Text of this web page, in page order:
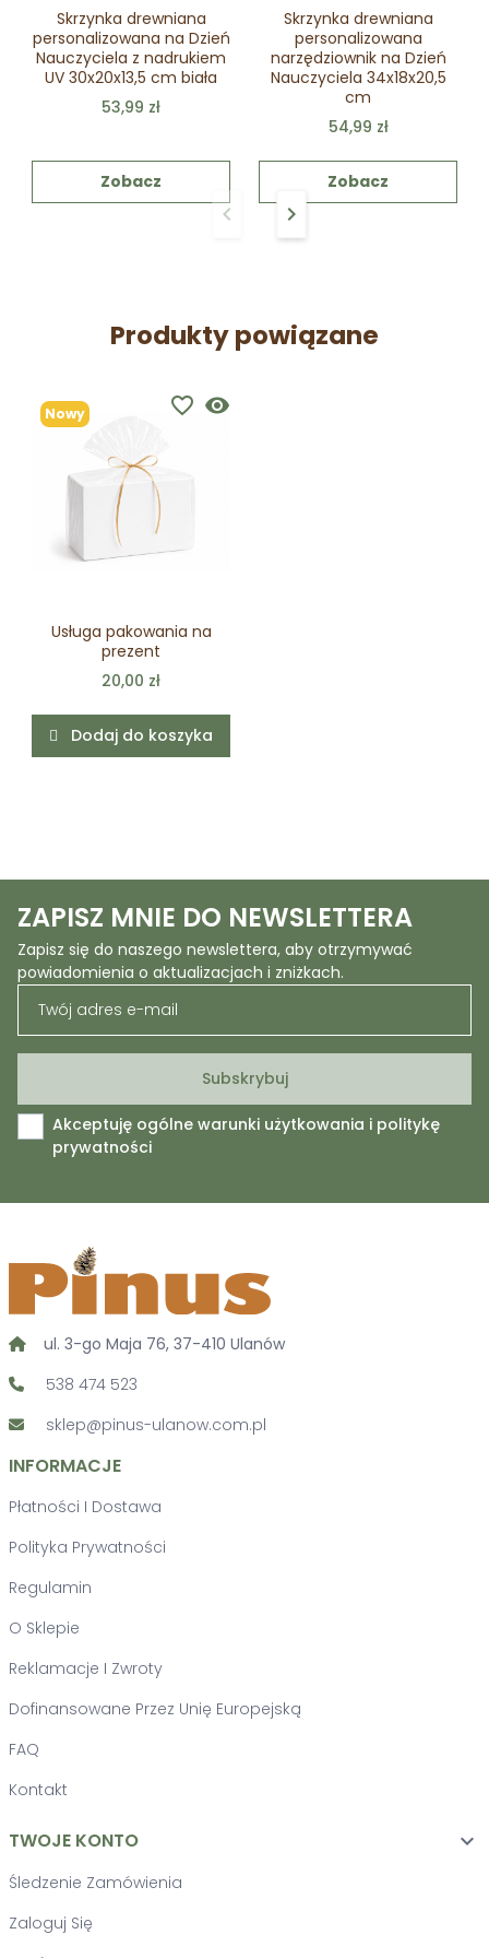
Skrzynka drewniana
personalizowana na Dzień
Nauczyciela z nadrukiem
UV 30x20x13,5 cm biała
53,99 zł
Zobacz
Skrzynka drewniana
personalizowana
narzędziownik na Dzień
Nauczyciela 34x18x20,5
cm
54,99 zł
Zobacz
Poprzedni
keyboard_arrow_left Następny
keyboard_arrow_right
Produkty powiązane
Nowy visibility
favorite_border
Usługa pakowania na
prezent
20,00 zł
Dodaj do koszyka
ZAPISZ MNIE DO NEWSLETTERA
Zapisz się do naszego newslettera, aby otrzymywać
powiadomienia o aktualizacjach i zniżkach.
Akceptuję ogólne warunki użytkowania i politykę
prywatności
ul. 3-go Maja 76, 37-410 Ulanów
538 474 523
sklep@pinus-ulanow.com.pl
INFORMACJE
Płatności I Dostawa
Polityka Prywatności
Regulamin
O Sklepie
Reklamacje I Zwroty
Dofinansowane Przez Unię Europejską
FAQ
Kontakt
TWOJE KONTO 
Śledzenie Zamówienia
Zaloguj Się